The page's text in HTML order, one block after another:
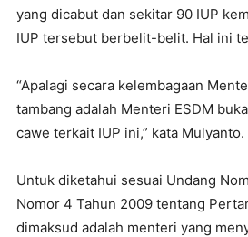
yang dicabut dan sekitar 90 IUP
IUP tersebut berbelit-belit. Hal ini
“Apalagi secara kelembagaan
tambang adalah Menteri ESDM
cawe terkait IUP ini,” kata Mulyanto.
Untuk diketahui sesuai Undang
Nomor 4 Tahun 2009 tentang
dimaksud adalah menteri yang